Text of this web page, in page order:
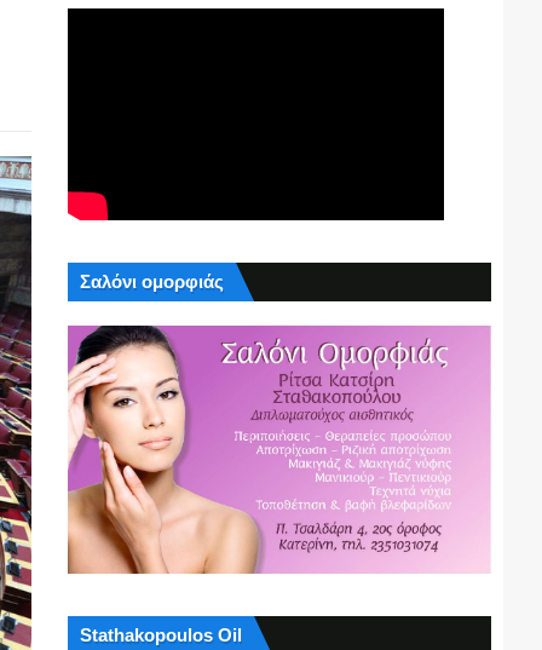
Σαλόνι ομορφιάς
Stathakopoulos Oil